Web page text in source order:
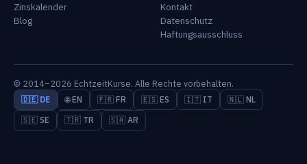
Zinskalender
Blog
Kontakt
Datenschutz
Haftungsausschluss
© 2014–2026 EchtzeitKurse. Alle Rechte vorbehalten.
🇩🇪 DE 🌐 EN 🇫🇷 FR 🇪🇸 ES 🇮🇹 IT
🇳🇱 NL
🇸🇪 SE
🇹🇷 TR 🇸🇦 AR